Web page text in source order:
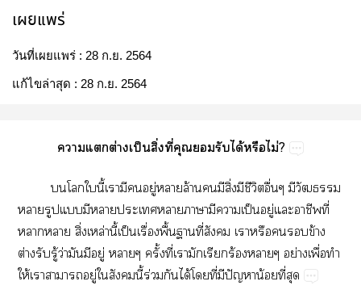
เผยแพร่
วันที่เผยแพร่ : 28 ก.ย. 2564
แก้ไขล่าสุด : 28 ก.ย. 2564
​​ต่​ป็​ิ่​ี่​​​​ได้​​ไม่?
​​​ี้​​​​ู่​​ล้​​​ิ่​​ี​ื่​ี​
​​​​​​​​​​ป็​ู่​​​ี่​
​​ิ่​ล่​ี้​ป็​ื่​ื้​​ี่​​​​​​ข้​
ต่​​ู้​ว่​​​ู่​​ั้​ี่​​​​ร้​​ย่​ื่​​
ให้​​​ู่​​​ี้​ร่​​ได้​​ี่​​ปั​น้​ี่​